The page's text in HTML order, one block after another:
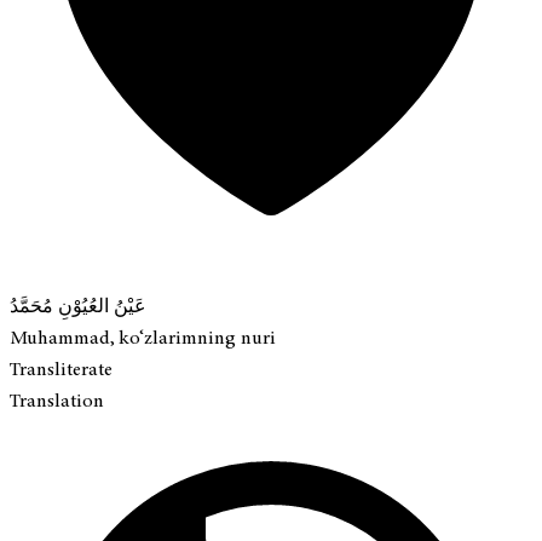
عَيْنُ العُيُوْنِ مُحَمَّدُ
Muhammad, ko‘zlarimning nuri
Transliterate
Translation